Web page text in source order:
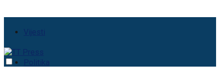
Vijesti
Politika